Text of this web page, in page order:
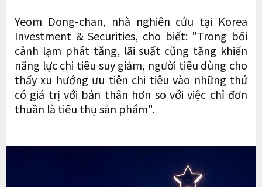
Yeom Dong-chan, nhà nghiên cứu tại Korea
Investment & Securities, cho biết: "Trong bối
cảnh lạm phát tăng, lãi suất cũng tăng khiến
năng lực chi tiêu suy giảm, người tiêu dùng cho
thấy xu hướng ưu tiên chi tiêu vào những thứ
có giá trị với bản thân hơn so với việc chỉ đơn
thuần là tiêu thụ sản phẩm".